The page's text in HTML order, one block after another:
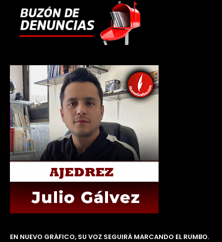
EN NUEVO GRÁFICO, SU VOZ SEGUIRÁ MARCANDO EL RUMBO.